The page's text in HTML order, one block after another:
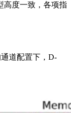
高度一致，各项指
道配置下，D-